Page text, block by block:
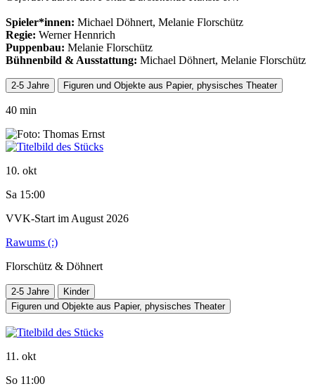
Spieler*innen: Michael Döhnert, Melanie Florschütz
Regie: Werner Hennrich
Puppenbau: Melanie Florschütz
Bühnenbild & Ausstattung: Michael Döhnert, Melanie Florschütz
2-5 Jahre Figuren und Objekte aus Papier, physisches Theater
40 min
10. okt
Sa 15:00
VVK-Start im August 2026
Rawums (:)
Florschütz & Döhnert
2-5 Jahre
Kinder
Figuren und Objekte aus Papier, physisches Theater
11. okt
So 11:00